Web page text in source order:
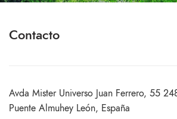
Contacto
Avda Mister Universo Juan Ferrero, 55
Puente Almuhey León, España